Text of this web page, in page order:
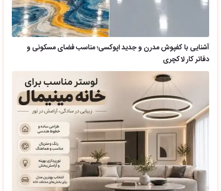
آشنایی با کفپوش مدرن و جدید اپوکسی؛ مناسب فضای مسکونی و
دفاتر کار لاکچری